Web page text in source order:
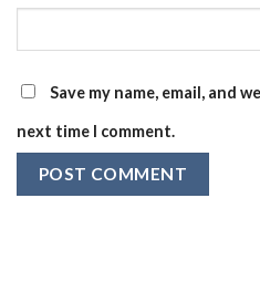
Save my name, email, and
next time I comment.